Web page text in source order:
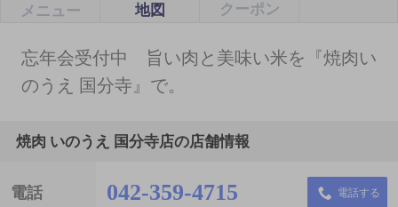
メニュー 地図 クーポン
忘年会受付中 旨い肉と美味い米を『焼肉い
のうえ 国分寺』で。
焼肉 いのうえ 国分寺店の店舗情報
電話 042-359-4715 電話する